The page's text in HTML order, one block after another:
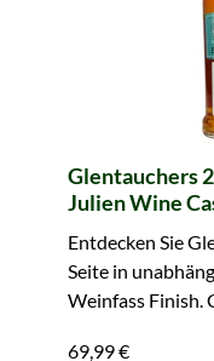
Glentauchers
Julien Wine
Entdecken Sie
Seite in
Weinfass Finish.
69,99 €